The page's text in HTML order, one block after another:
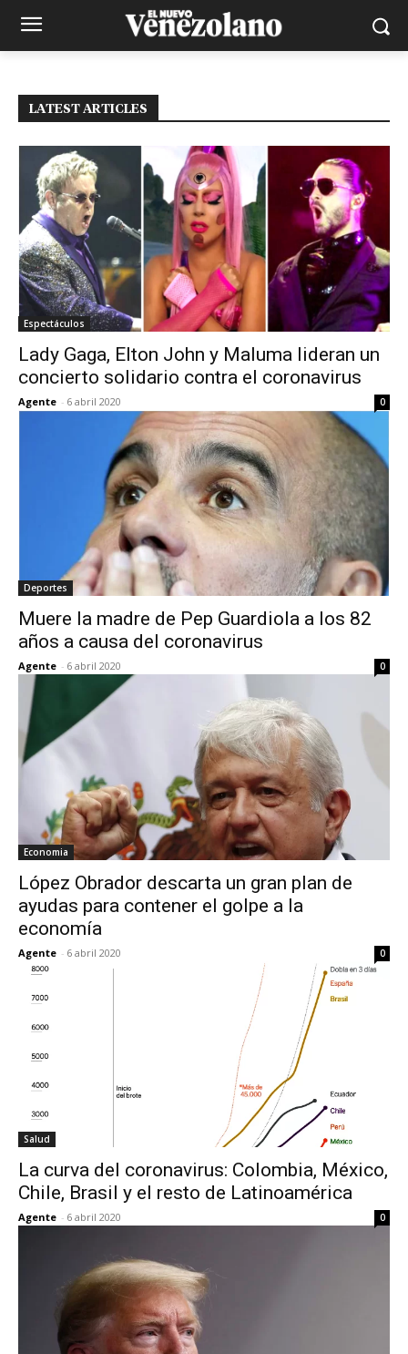
LATEST ARTICLES
Espectáculos
Lady Gaga, Elton John y Maluma lideran un
concierto solidario contra el coronavirus
Agente - 6 abril 2020 0
Deportes
Muere la madre de Pep Guardiola a los 82
años a causa del coronavirus
Agente - 6 abril 2020 0
Economia
López Obrador descarta un gran plan de
ayudas para contener el golpe a la
economía
Agente - 6 abril 2020 0
Salud
La curva del coronavirus: Colombia, México,
Chile, Brasil y el resto de Latinoamérica
Agente - 6 abril 2020 0